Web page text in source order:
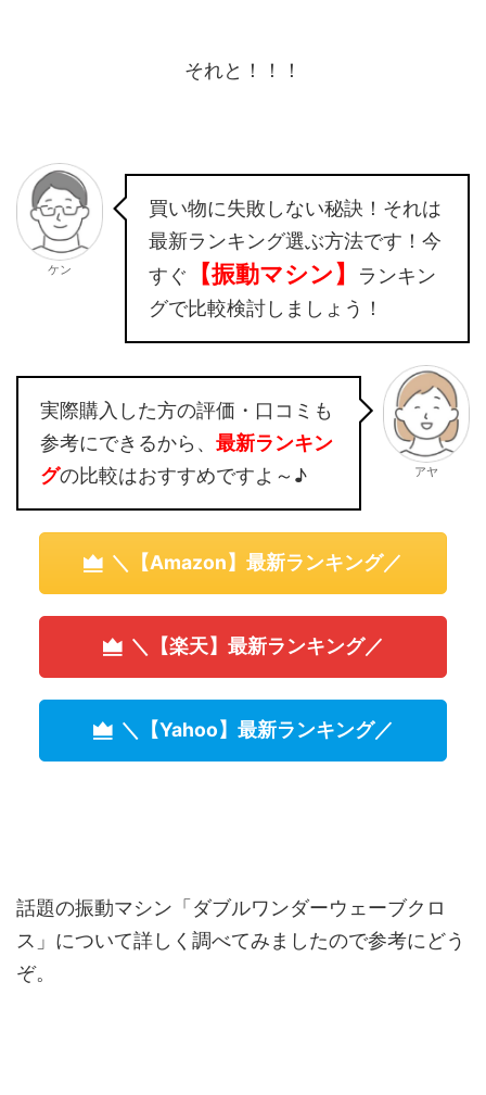
それと！！！
ケン
買い物に失敗しない秘訣！それは
最新ランキング選ぶ方法です！今
すぐ
【振動マシン】
ランキン
グで比較検討しましょう！
実際購入した方の評価・口コミも
参考にできるから、 最新ランキン
グの比較はおすすめですよ～♪ アヤ
＼【Amazon】最新ランキング／
＼【楽天】最新ランキング／
＼【Yahoo】最新ランキング／
話題の振動マシン「ダブルワンダーウェーブクロ
ス」について詳しく調べてみましたので参考にどう
ぞ。